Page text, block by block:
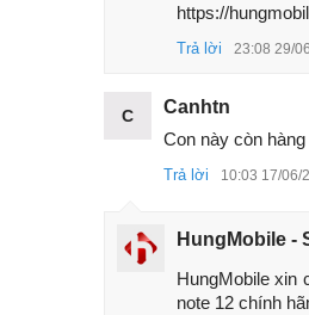
Màn hình 6.43"
Trang bị chipset
Pin 5000mAh ,
https://
Trả lời 23:08 29/
C
Canhtn
Con này còn
Trả lời 10:03 17/06/
HungMobile -
HungMobile xin
note 12 chính